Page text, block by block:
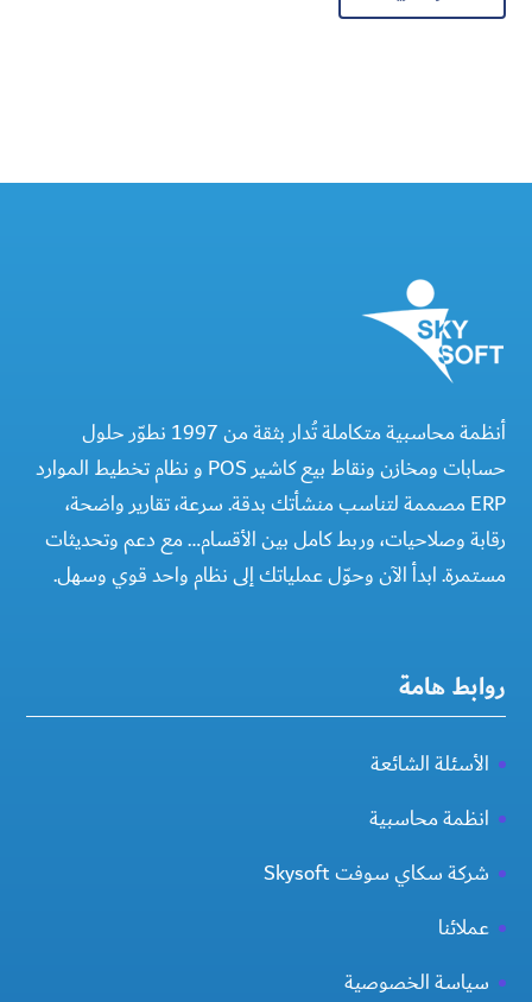
أنظمة محاسبية متكاملة تُدار بثقة من 1997 نطوّر حلول
حسابات ومخازن ونقاط بيع كاشير POS و نظام تخطيط الموارد
ERP مصممة لتناسب منشأتك بدقة. سرعة، تقارير واضحة،
رقابة وصلاحيات، وربط كامل بين الأقسام… مع دعم وتحديثات
مستمرة. ابدأ الآن وحوّل عملياتك إلى نظام واحد قوي وسهل.
روابط هامة
الأسئلة الشائعة
انظمة محاسبية
شركة سكاي سوفت Skysoft
عملائنا
سياسة الخصوصية